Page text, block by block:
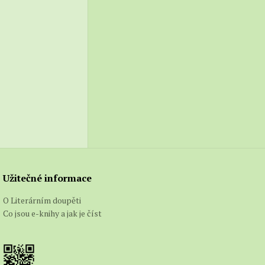
o
Užitečné informace
O Literárním doupěti
Co jsou e-knihy a jak je číst